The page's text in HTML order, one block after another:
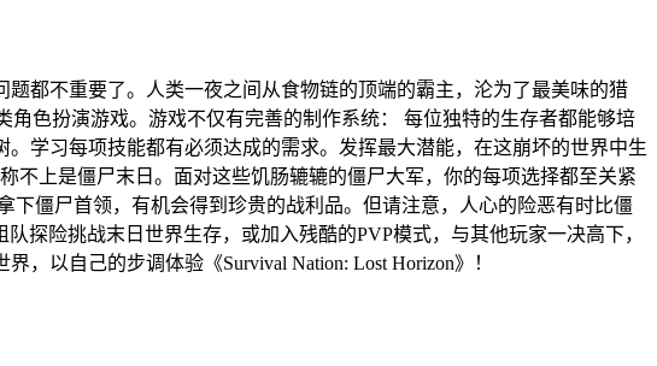
都不重要了。人类一夜之间从食物链的顶端的霸主，沦为了最美味的猎
角色扮演游戏。游戏不仅有完善的制作系统： 每位独特的生存者都能够培
学习每项技能都有必须达成的需求。发挥最大潜能，在这崩坏的世界中生
不上是僵尸末日。面对这些饥肠辘辘的僵尸大军，你的每项选择都至关紧
僵尸首领，有机会得到珍贵的战利品。但请注意，人心的险恶有时比僵
探险挑战末日世界生存，或加入残酷的PVP模式，与其他玩家一决高下，
以自己的步调体验《Survival Nation: Lost Horizon》！